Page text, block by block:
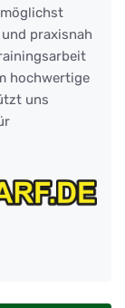
praxisnah
hochwertige
uns